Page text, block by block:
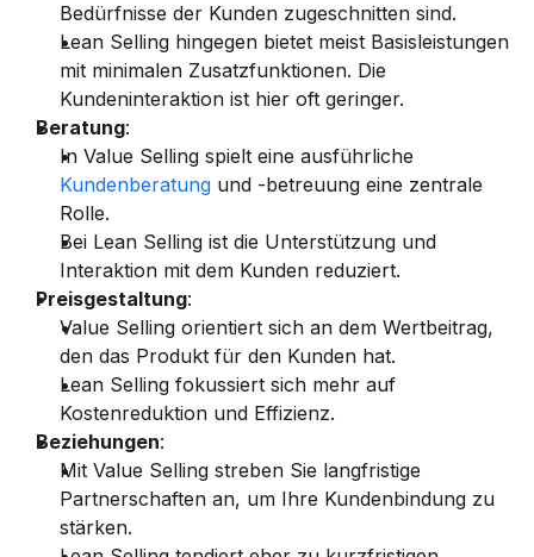
Bedürfnisse der Kunden zugeschnitten sind.
Lean Selling hingegen bietet meist Basisleistungen
mit minimalen Zusatzfunktionen. Die
Kundeninteraktion ist hier oft geringer.
Beratung:
Kundenberatung und -betreuung eine zentrale
Rolle.
Bei Lean Selling ist die Unterstützung und
Interaktion mit dem Kunden reduziert.
Preisgestaltung:
Value Selling orientiert sich an dem Wertbeitrag,
den das Produkt für den Kunden hat.
Lean Selling fokussiert sich mehr auf
Kostenreduktion und Effizienz.
Beziehungen:
Mit Value Selling streben Sie langfristige
Partnerschaften an, um Ihre Kundenbindung zu
stärken.